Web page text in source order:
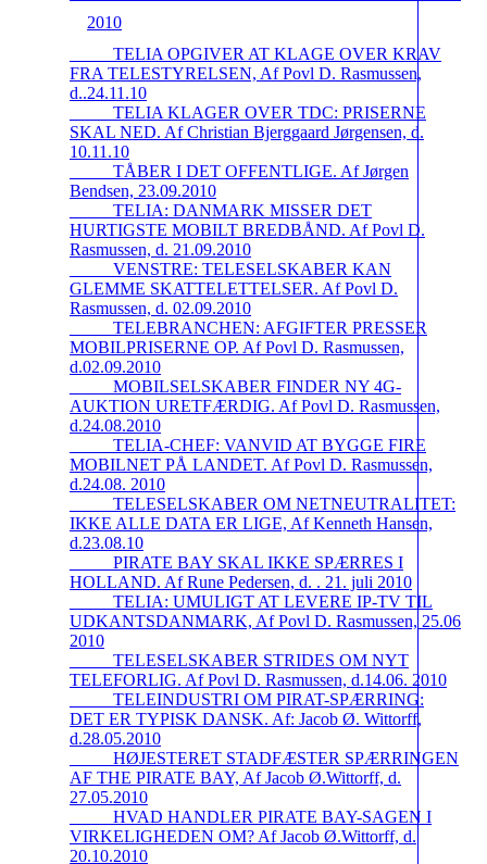
2010
_____TELIA OPGIVER AT KLAGE OVER KRAV
FRA TELESTYRELSEN, Af Povl D. Rasmussen,
d..24.11.10
_____TELIA KLAGER OVER TDC: PRISERNE
SKAL NED. Af Christian Bjerggaard Jørgensen, d.
10.11.10
_____TÅBER I DET OFFENTLIGE. Af Jørgen
Bendsen, 23.09.2010
_____TELIA: DANMARK MISSER DET
HURTIGSTE MOBILT BREDBÅND. Af Povl D.
Rasmussen, d. 21.09.2010
_____VENSTRE: TELESELSKABER KAN
GLEMME SKATTELETTELSER. Af Povl D.
Rasmussen, d. 02.09.2010
_____TELEBRANCHEN: AFGIFTER PRESSER
MOBILPRISERNE OP. Af Povl D. Rasmussen,
d.02.09.2010
_____MOBILSELSKABER FINDER NY 4G-
AUKTION URETFÆRDIG. Af Povl D. Rasmussen,
d.24.08.2010
_____TELIA-CHEF: VANVID AT BYGGE FIRE
MOBILNET PÅ LANDET. Af Povl D. Rasmussen,
d.24.08. 2010
_____TELESELSKABER OM NETNEUTRALITET:
IKKE ALLE DATA ER LIGE, Af Kenneth Hansen,
d.23.08.10
_____PIRATE BAY SKAL IKKE SPÆRRES I
HOLLAND. Af Rune Pedersen, d. . 21. juli 2010
_____TELIA: UMULIGT AT LEVERE IP-TV TIL
UDKANTSDANMARK, Af Povl D. Rasmussen, 25.06
2010
_____TELESELSKABER STRIDES OM NYT
TELEFORLIG. Af Povl D. Rasmussen, d.14.06. 2010
_____TELEINDUSTRI OM PIRAT-SPÆRRING:
DET ER TYPISK DANSK. Af: Jacob Ø. Wittorff,
d.28.05.2010
_____HØJESTERET STADFÆSTER SPÆRRINGEN
AF THE PIRATE BAY, Af Jacob Ø.Wittorff, d.
27.05.2010
_____HVAD HANDLER PIRATE BAY-SAGEN I
VIRKELIGHEDEN OM? Af Jacob Ø.Wittorff, d.
20.10.2010